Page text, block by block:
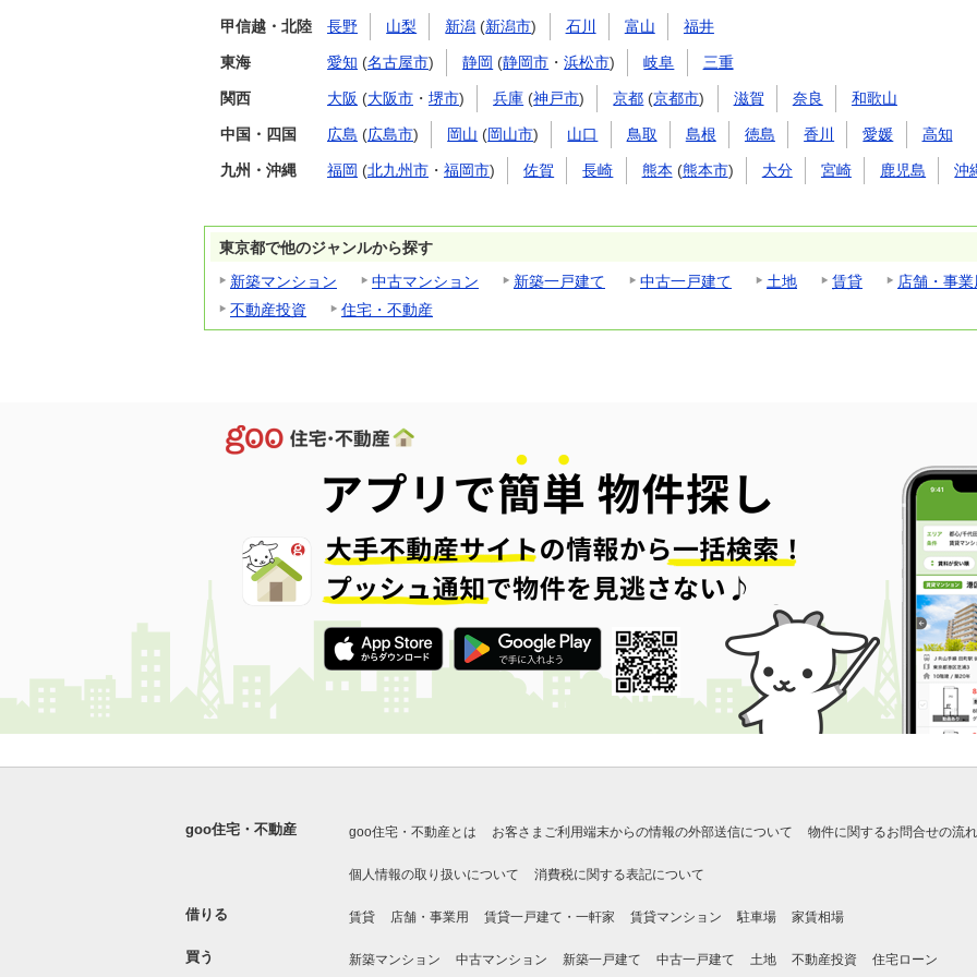
甲信越・北陸 長野 山梨 新潟 (新潟市) 石川 富山 福井
東海 愛知 (名古屋市) 静岡 (静岡市 ・浜松市) 岐阜 三重
関西 大阪 (大阪市 ・ 堺市) 兵庫 (神戸市) 京都 (京都市) 滋賀 奈良 和歌山
中国・四国 広島 (広島市) 岡山 (岡山市) 山口 鳥取 島根 徳島 香川 愛媛 高知
九州・沖縄 福岡 (北九州市 ・ 福岡市) 佐賀 長崎 熊本 (熊本市) 大分 宮崎 鹿児島 沖
東京都で他のジャンルから探す
新築マンション
中古マンション 新築一戸建て 中古一戸建て 土地 賃貸
店舗・事業
不動産投資
住宅・不動産
goo住宅・不動産 goo住宅・不動産とは お客さまご利用端末からの情報の外部送信について 物件に関するお問合せの流れ
個人情報の取り扱いについて 消費税に関する表記について
借りる 賃貸 店舗・事業用 賃貸一戸建て・一軒家 賃貸マンション 駐車場 家賃相場
買う 新築マンション 中古マンション 新築一戸建て 中古一戸建て 土地 不動産投資 住宅ローン